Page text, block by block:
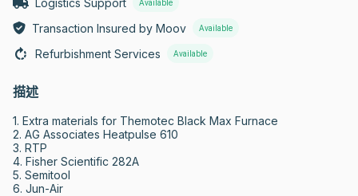
Available
Transaction Insured by Moov Available
Refurbishment Services Available
描述
1. Extra materials for Themotec Black Max Furnace
2. AG Associates Heatpulse 610
3. RTP
4. Fisher Scientific 282A
5. Semitool
6. Jun-Air